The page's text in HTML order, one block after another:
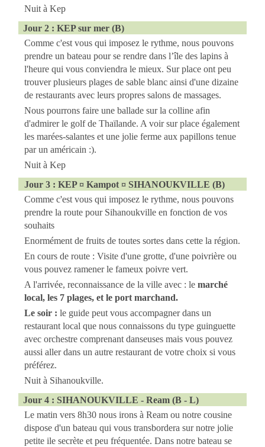
Nuit à Kep
Jour 2 : KEP sur mer (B)
Comme c'est vous qui imposez le rythme, nous pouvons
prendre un bateau pour se rendre dans l’île des lapins à
l'heure qui vous conviendra le mieux. Sur place ont peu
trouver plusieurs plages de sable blanc ainsi d'une dizaine
de restaurants avec leurs propres salons de massages.
Nous pourrons faire une ballade sur la colline afin
d'admirer le golf de Thaïlande. A voir sur place également
les marées-salantes et une jolie ferme aux papillons tenue
par un américain :).
Nuit à Kep
Jour 3 : KEP ¤ Kampot ¤ SIHANOUKVILLE (B)
Comme c'est vous qui imposez le rythme, nous pouvons
prendrela route pour Sihanoukville en fonction de vos
souhaits
Enormément de fruits de toutes sortes dans cette la région.
En cours de route :Visite d'une grotte, d'une poivrière ou
vous pouvez ramener le fameux poivre vert.
A l'arrivée, reconnaissance de la ville avec : lemarché
local, les 7 plages, et le port marchand.
Le soir :le guide peut vous accompagner dans un
restaurant local que nous connaissons du type guinguette
avec orchestre comprenant danseuses mais vous pouvez
aussi aller dans un autre restaurant de votre choix si vous
préférez.
Nuit à Sihanoukville.
Jour 4 : SIHANOUKVILLE - Ream (B - L)
Le matin vers 8h30 nous irons à Ream ou notre cousine
dispose d'un bateau qui vous transbordera sur notre jolie
petite ile secrète et peu fréquentée. Dans notre bateau se